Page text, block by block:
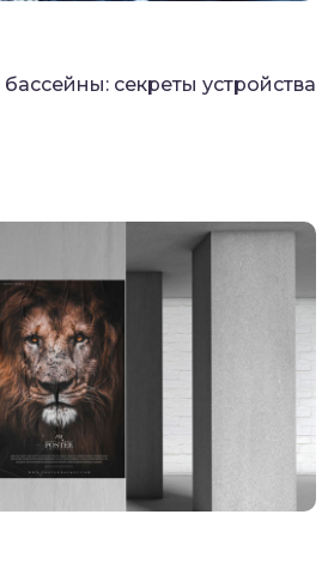
секреты устройства